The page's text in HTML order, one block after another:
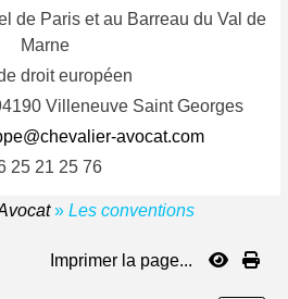
de Paris et au Barreau du Val de
Marne
droit européen
Villeneuve Saint Georges
avocat.com
25 21 25 76
» Les conventions
Imprimer la page...